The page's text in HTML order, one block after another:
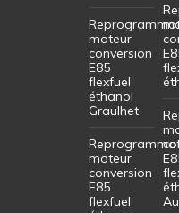
moteur
conversion
E85
flexfuel
éthanol
Graulhet
moteur
conversion
E85
flexfuel